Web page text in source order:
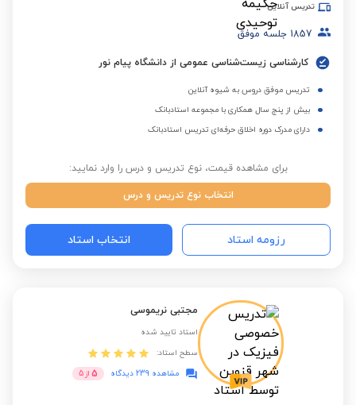
تدریس آنلاین
1857 جلسه موفق
کارشناسی زیست‌شناسی عمومی از دانشگاه پیام نور
تدریس موفق دروس به شیوه آنلاین
بیش از پنج سال همکاری با مجموعه استادبانک
دارای مدرک دوره اخلاق حرفه‌ای تدریس استادبانک
برای مشاهده قیمت، نوع تدریس و درس را وارد نمایید:
انتخاب نوع تدریس و درس
رزومه استاد انتخاب استاد
مجتبی نریموسی
استاد تایید شده
سطح استاد:
مشاهده 239 دیدگاه
5 از 5